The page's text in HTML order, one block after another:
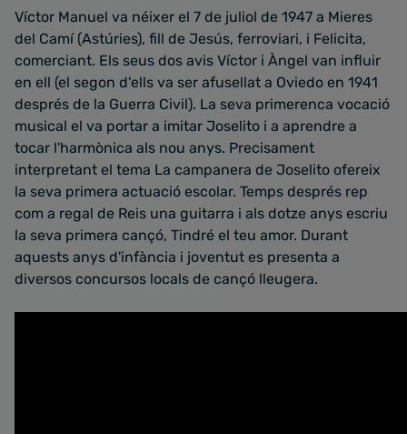
Víctor Manuel va néixer el 7 de juliol de 1947 a Mieres
del Camí (Astúries), fill de Jesús, ferroviari, i Felicita,
comerciant. Els seus dos avis Víctor i Àngel van influir
en ell (el segon d'ells va ser afusellat a Oviedo en 1941
després de la Guerra Civil). La seva primerenca vocació
musical el va portar a imitar Joselito i a aprendre a
tocar l'harmònica als nou anys. Precisament
interpretant el tema La campanera de Joselito ofereix
la seva primera actuació escolar. Temps després rep
com a regal de Reis una guitarra i als dotze anys escriu
la seva primera cançó, Tindré el teu amor. Durant
aquests anys d'infància i joventut es presenta a
diversos concursos locals de cançó lleugera.